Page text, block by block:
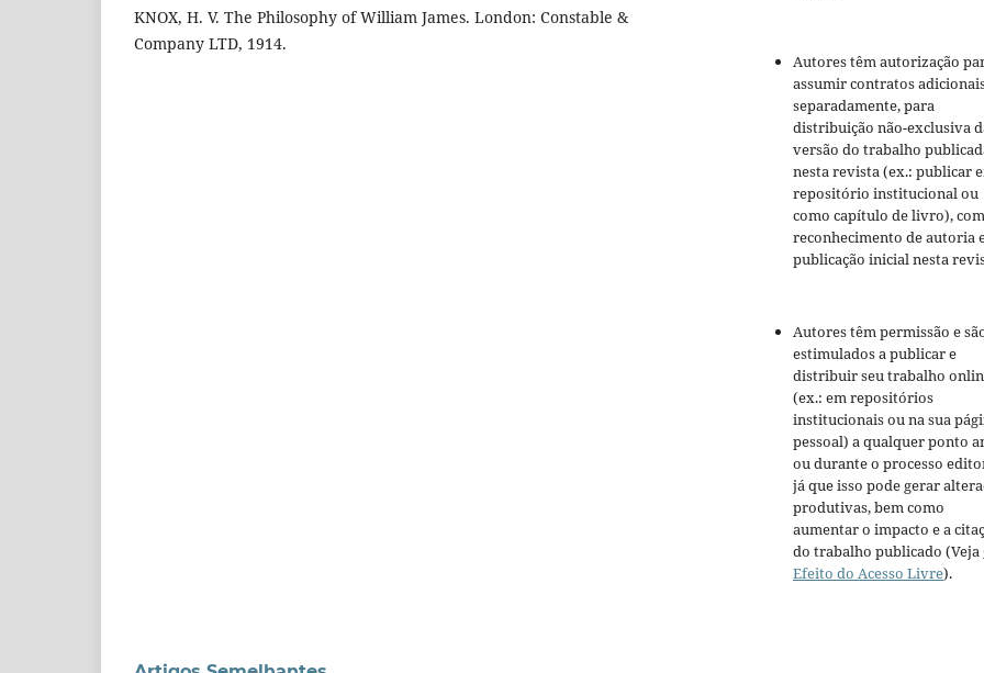
KNOX, H. V. The Philosophy of William James. London: Constable &
Company LTD, 1914.
Autores têm autorização
assumir contratos
separadamente, para
distribuição não-exclusiva
versão do trabalho
nesta revista (ex.: publicar
repositório institucional ou
como capítulo de livro), com
reconhecimento de autoria
publicação inicial nesta
Autores têm permissão e
estimulados a publicar e
distribuir seu trabalho
(ex.: em repositórios
institucionais ou na sua
pessoal) a qualquer ponto
ou durante o processo
já que isso pode gerar
produtivas, bem como
aumentar o impacto e a
do trabalho publicado (Veja
Efeito do Acesso Livre).